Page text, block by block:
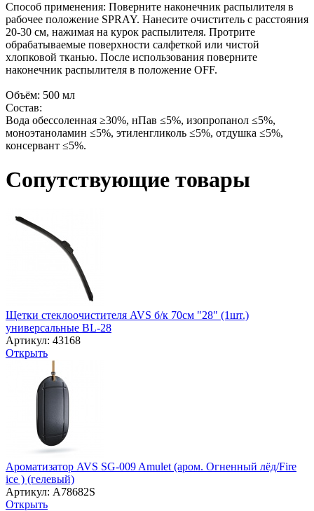
Способ применения: Поверните наконечник распылителя в
рабочее положение SPRAY. Нанесите очиститель c расстояния
20-30 см, нажимая на курок распылителя. Протрите
обрабатываемые поверхности салфеткой или чистой
хлопковой тканью. После использования поверните
наконечник распылителя в положение OFF.
Объём: 500 мл
Состав:
Вода обессоленная ≥30%, нПав ≤5%, изопропанол ≤5%,
моноэтаноламин ≤5%, этиленгликоль ≤5%, отдушка ≤5%,
консервант ≤5%.
Сопутствующие товары
Щетки стеклоочистителя AVS б/к 70см "28" (1шт.)
универсальные BL-28
Артикул: 43168
Открыть
Ароматизатор AVS SG-009 Amulet (аром. Огненный лёд/Fire
ice ) (гелевый)
Артикул: A78682S
Открыть